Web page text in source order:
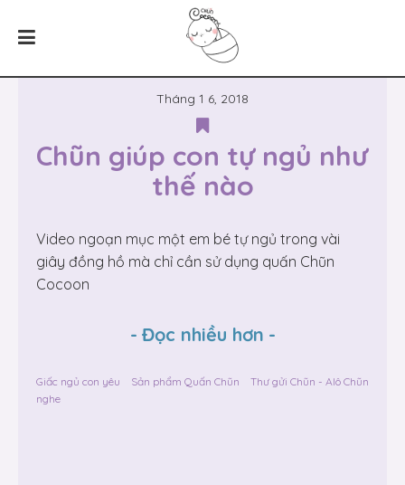
Tháng 1 6, 2018
Chũn giúp con tự ngủ như
thế nào
Video ngoạn mục một em bé tự ngủ trong vài
giây đồng hồ mà chỉ cần sử dụng quấn Chũn
Cocoon
- Đọc nhiều hơn -
Giấc ngủ con yêu Sản phẩm Quấn Chũn
Thư gửi Chũn - Alô Chũn
nghe